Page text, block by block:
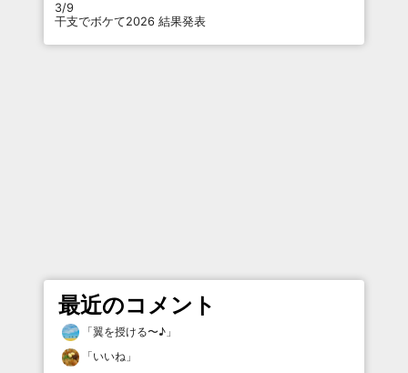
3/9
干支でボケて2026 結果発表
最近のコメント
「翼を授ける〜♪ 」
「いいね 」